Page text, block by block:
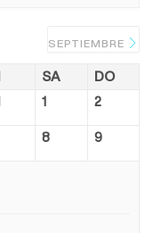
SEPTIEMBRE
SA DO
1 2
8 9